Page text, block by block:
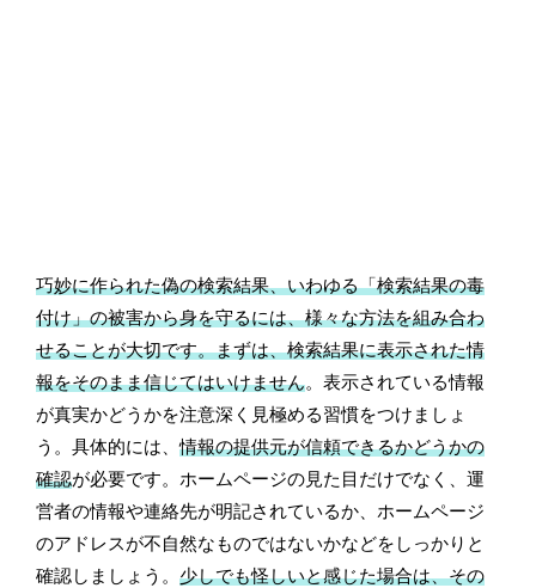
巧妙に作られた偽の検索結果、いわゆる「検索結果の毒
付け」の被害から身を守るには、様々な方法を組み合わ
せることが大切です。まずは、検索結果に表示された情
報をそのまま信じてはいけません。表示されている情報
が真実かどうかを注意深く見極める習慣をつけましょ
う。具体的には、情報の提供元が信頼できるかどうかの
確認が必要です。ホームページの見た目だけでなく、運
営者の情報や連絡先が明記されているか、ホームページ
のアドレスが不自然なものではないかなどをしっかりと
確認しましょう。少しでも怪しいと感じた場合は、その